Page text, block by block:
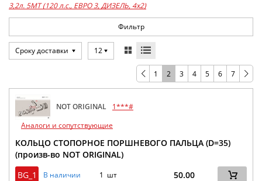
3,2л. 5MT (120 л.с., ЕВРО 3, ДИЗЕЛЬ, 4x2)
Фильтр
Сроку доставки 12
1 2 3 4 5 6 7
NOT ORIGINAL
1***#
Аналоги и сопутствующие
КОЛЬЦО СТОПОРНОЕ ПОРШНЕВОГО ПАЛЬЦА (D=35)
(произв-во NOT ORIGINAL)
BG_1
В наличии 1 шт 50.00